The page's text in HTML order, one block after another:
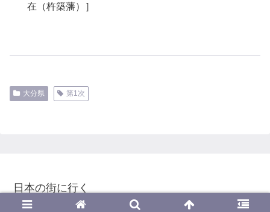
在（杵築藩）］
大分県 第1次
日本の街に行く
© 2020 日本の街に行く.